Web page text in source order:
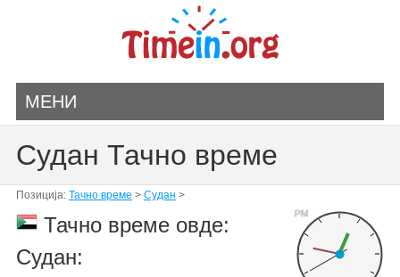
МЕНИ
Судан Тачно време
Позиција: Тачно време > Судан >
PM
Тачно време овде:
Судан: